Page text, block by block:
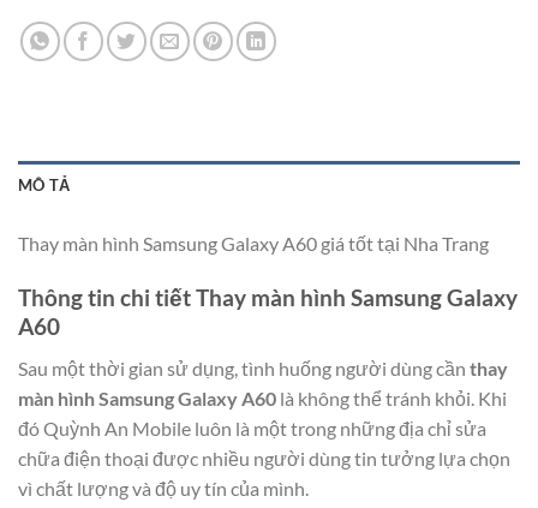
MÔ TẢ
Thay màn hình Samsung Galaxy A60 giá tốt tại Nha Trang
Thông tin chi tiết Thay màn hình Samsung Galaxy
A60
Sau một thời gian sử dụng, tình huống người dùng cần thay
màn hình Samsung Galaxy A60 là không thể tránh khỏi. Khi
đó Quỳnh An Mobile luôn là một trong những địa chỉ sửa
chữa điện thoại được nhiều người dùng tin tưởng lựa chọn
vì chất lượng và độ uy tín của mình.